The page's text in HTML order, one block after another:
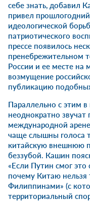
себе знать, добавил
привел
идеологической
патриотического
прессе появилось
пренебрежительном
России и ее месте на
возмущение
публикацию
Параллельно с этим
неоднократно
международной
чаще слышны голоса
китайскую внешнюю
беззубой. Кашин
«Если Путин смог это
почему Китаю нельзя
Филиппинами» (с
территориальный